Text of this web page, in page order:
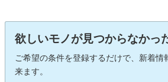
欲しいモノが見つからなかっ
ご希望の条件を登録するだけで、新着情
来ます。